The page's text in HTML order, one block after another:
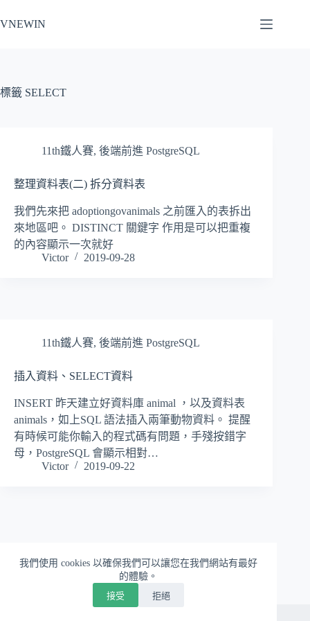
至
容
我們使用 cookies 以確保我們可以讓您在我們網站有最好
的體驗。
接受 拒絕
VNEWIN
標籤 SELECT
11th鐵人賽, 後端前進 PostgreSQL
整理資料表(二) 拆分資料表
我們先來把 adoptiongovanimals 之前匯入的表拆出
來地區吧。 DISTINCT 關鍵字 作用是可以把重複
的內容顯示一次就好
Victor
2019-09-28
11th鐵人賽, 後端前進 PostgreSQL
插入資料、SELECT資料
INSERT 昨天建立好資料庫 animal ，以及資料表
animals，如上SQL 語法插入兩筆動物資料。 提醒
有時候可能你輸入的程式碼有問題，手殘按錯字
母，PostgreSQL 會顯示相對…
Victor
2019-09-22